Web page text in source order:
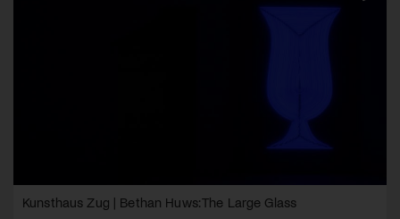
Kunsthaus Zug | Bethan Huws: The Large Glass